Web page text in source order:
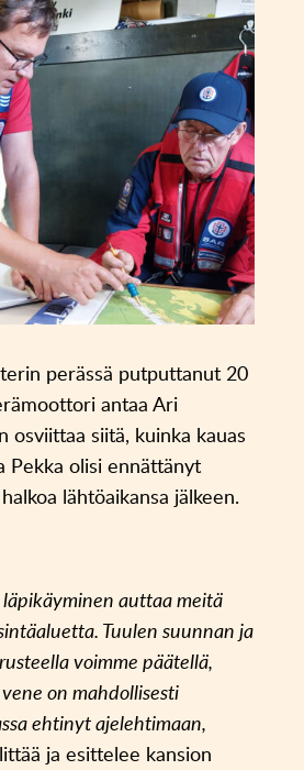
perässä putputtanut 20
antaa Ari
osviittaa siitä, kuinka kauas
Pekka olisi ennättänyt
lähtöaikansa jälkeen.
auttaa meitä
Tuulen suunnan ja
voimme päätellä,
on mahdollisesti
ehtinyt ajelehtimaan,
ja esittelee kansion